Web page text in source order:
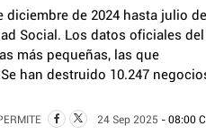
diciembre de 2024 hasta julio de
Social. Los datos oficiales del
más pequeñas, las que
han destruido 10.247
24 Sep 2025 - 08:00